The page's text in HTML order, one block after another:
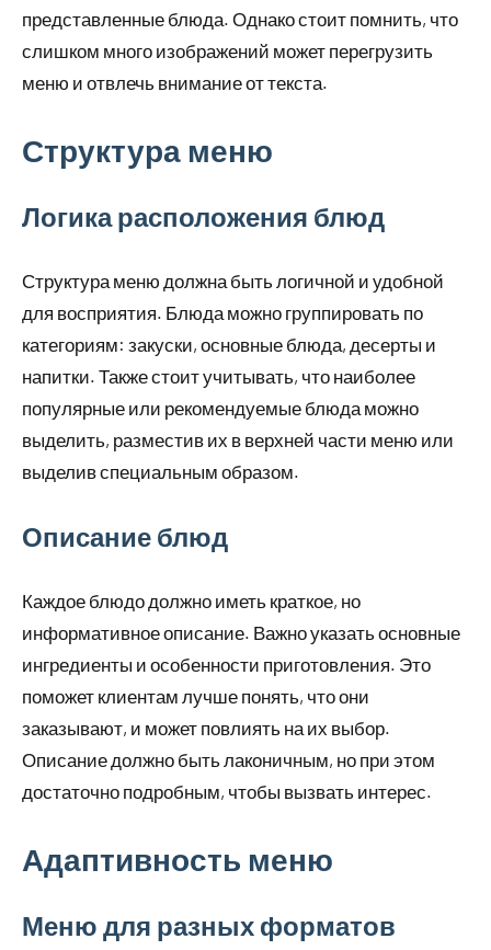
представленные блюда. Однако стоит помнить, что
слишком много изображений может перегрузить
меню и отвлечь внимание от текста.
Структура меню
Логика расположения блюд
Структура меню должна быть логичной и удобной
для восприятия. Блюда можно группировать по
категориям: закуски, основные блюда, десерты и
напитки. Также стоит учитывать, что наиболее
популярные или рекомендуемые блюда можно
выделить, разместив их в верхней части меню или
выделив специальным образом.
Описание блюд
Каждое блюдо должно иметь краткое, но
информативное описание. Важно указать основные
ингредиенты и особенности приготовления. Это
поможет клиентам лучше понять, что они
заказывают, и может повлиять на их выбор.
Описание должно быть лаконичным, но при этом
достаточно подробным, чтобы вызвать интерес.
Адаптивность меню
Меню для разных форматов